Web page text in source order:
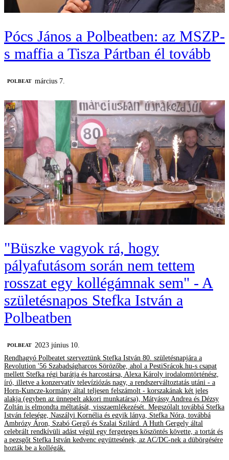
Pócs János a Polbeatben: az MSZP-
s maffia a Tisza Pártban él tovább
‎POLBEAT március 7.
"Büszke vagyok rá, hogy
pályafutásom során nem tettem
rosszat egy kollégámnak sem" - A
születésnapos Stefka István a
Polbeatben
‎POLBEAT 2023 június 10.
Rendhagyó Polbeatet szerveztünk Stefka István 80. születésnapjára a
Revolution '56 Szabadságharcos Sörözőbe, ahol a PestiSrácok.hu-s csapat
mellett Stefka régi barátja és harcostársa, Alexa Károly irodalomtörténész,
író, illetve a konzervatív televíziózás nagy, a rendszerváltoztatás utáni - a
Horn-Kuncze-kormány által teljesen felszámolt - korszakának két jeles
alakja (egyben az ünnepelt akkori munkatársa), Mátyássy Andrea és Dézsy
Zoltán is elmondta méltatását, visszaemlékezését. Megszólalt továbbá Stefka
István felesége, Naszályi Kornélia és egyik lánya, Stefka Nóra, továbbá
Ambrózy Áron, Szabó Gergő és Szalai Szilárd. A Huth Gergely által
celebrált rendkívüli adást végül egy fergeteges köszöntés követte, a tortát és
a pezsgőt Stefka István kedvenc együttesének, az AC/DC-nek a dübörgésére
hozták be a kollégák.